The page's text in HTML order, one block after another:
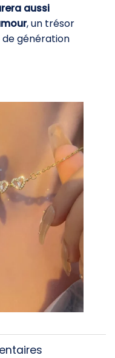
aussi
, un trésor
génération